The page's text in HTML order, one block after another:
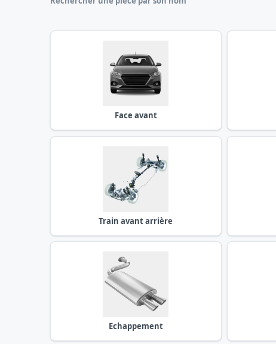
Face avant
Train avant arrière
Echappement